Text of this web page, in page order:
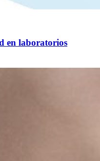
en laboratorios